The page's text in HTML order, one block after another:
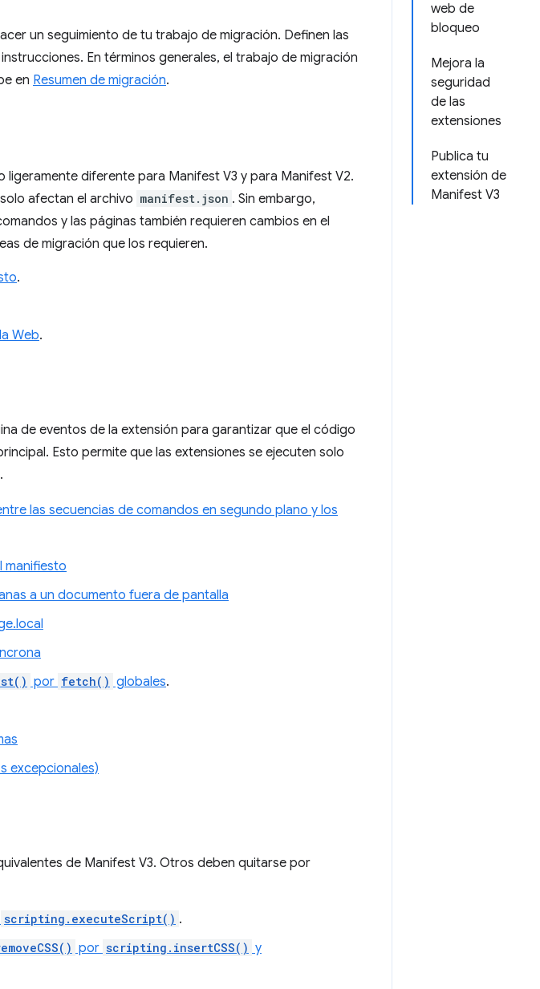
web de
bloqueo
Mejora la
seguridad
de las
extensiones
Publica tu
extensión de
Manifest V3
un seguimiento de tu trabajo de migración. Definen las
En términos generales, el trabajo de migración
en Resumen de migración.
ligeramente diferente para Manifest V3 y para Manifest V2.
afectan el archivo manifest.json . Sin embargo,
y las páginas también requieren cambios en el
de migración que los requieren.
.
Web.
de eventos de la extensión para garantizar que el código
Esto permite que las extensiones se ejecuten solo
las secuencias de comandos en segundo plano y los
manifiesto
a un documento fuera de pantalla
por fetch() globales.
excepcionales)
de Manifest V3. Otros deben quitarse por
scripting.executeScript() .
por scripting.insertCSS() y